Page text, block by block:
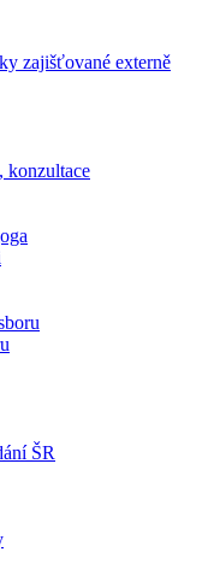
zajišťované externě
konzultace
ŠR